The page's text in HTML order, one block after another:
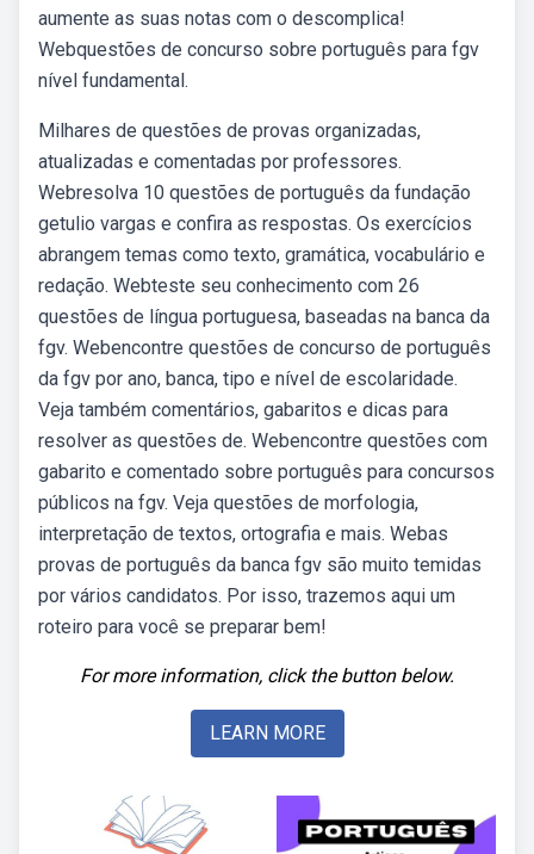
aumente as suas notas com o descomplica!
Webquestões de concurso sobre português para fgv
nível fundamental.
Milhares de questões de provas organizadas,
atualizadas e comentadas por professores.
Webresolva 10 questões de português da fundação
getulio vargas e confira as respostas. Os exercícios
abrangem temas como texto, gramática, vocabulário e
redação. Webteste seu conhecimento com 26
questões de língua portuguesa, baseadas na banca da
fgv. Webencontre questões de concurso de português
da fgv por ano, banca, tipo e nível de escolaridade.
Veja também comentários, gabaritos e dicas para
resolver as questões de. Webencontre questões com
gabarito e comentado sobre português para concursos
públicos na fgv. Veja questões de morfologia,
interpretação de textos, ortografia e mais. Webas
provas de português da banca fgv são muito temidas
por vários candidatos. Por isso, trazemos aqui um
roteiro para você se preparar bem!
For more information, click the button below.
LEARN MORE